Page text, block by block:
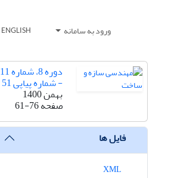
ورود به سامانه ENGLISH
دوره 8، شماره 11
- شماره پیاپی 51
بهمن 1400
صفحه61-76
فایل ها